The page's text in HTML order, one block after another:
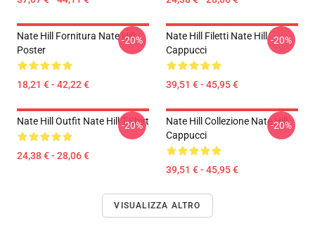
Nate Hill Fornitura Nate Hill
Poster
18,21 € - 42,22 €
-20%
Nate Hill Filetti Nate Hill
Cappucci
39,51 € - 45,95 €
-20%
Nate Hill Outfit Nate Hill T-Shirt
24,38 € - 28,06 €
-20%
Nate Hill Collezione Nate Hill
Cappucci
39,51 € - 45,95 €
-20%
VISUALIZZA ALTRO